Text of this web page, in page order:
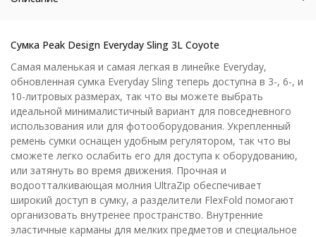
Сумка Peak Design Everyday Sling 3L Coyote
Самая маленькая и самая легкая в линейке Everyday,
обновленная сумка Everyday Sling теперь доступна в 3-, 6-, и
10-литровых размерах, так что вы можете выбрать
идеальной минималистичный вариант для повседневного
использования или для фотооборудования. Укрепленный
ремень сумки оснащен удобным регулятором, так что вы
сможете легко ослабить его для доступа к оборудованию,
или затянуть во время движения. Прочная и
водоотталкивающая молния UltraZip обеспечивает
широкий доступ в сумку, а разделители FlexFold помогают
организовать внутренее пространство. Внутренние
эластичные карманы для мелких предметов и специальное